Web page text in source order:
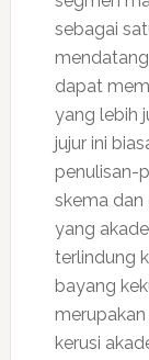
sebagai
dapat
yang lebih
jujur ini
penulisan-
skema dan
yang
terlindung
bayang
kerusi